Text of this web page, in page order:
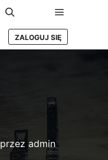
Szukaj Główne
ZALOGUJ SIĘ
przez admin